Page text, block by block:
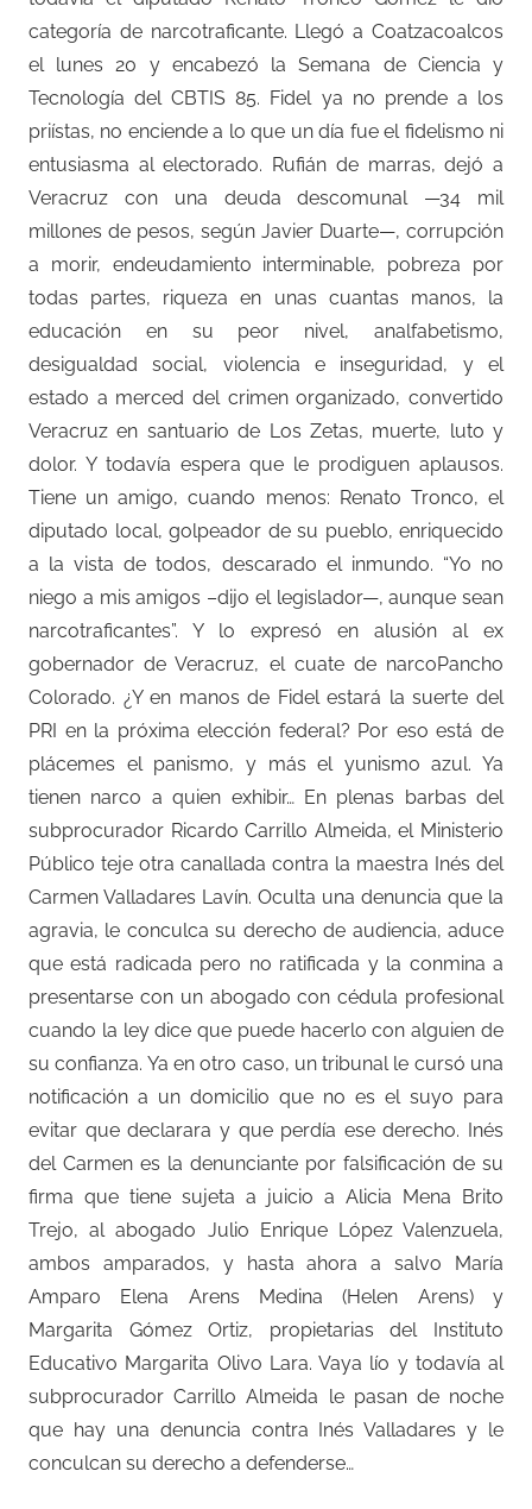
categoría de narcotraficante. Llegó a Coatzacoalcos
el lunes 20 y encabezó la Semana de Ciencia y
Tecnología del CBTIS 85. Fidel ya no prende a los
priístas, no enciende a lo que un día fue el fidelismo ni
entusiasma al electorado. Rufián de marras, dejó a
Veracruz con una deuda descomunal —34 mil
millones de pesos, según Javier Duarte—, corrupción
a morir, endeudamiento interminable, pobreza por
todas partes, riqueza en unas cuantas manos, la
educación en su peor nivel, analfabetismo,
desigualdad social, violencia e inseguridad, y el
estado a merced del crimen organizado, convertido
Veracruz en santuario de Los Zetas, muerte, luto y
dolor. Y todavía espera que le prodiguen aplausos.
Tiene un amigo, cuando menos: Renato Tronco, el
diputado local, golpeador de su pueblo, enriquecido
a la vista de todos, descarado el inmundo. “Yo no
niego a mis amigos –dijo el legislador—, aunque sean
narcotraficantes”. Y lo expresó en alusión al ex
gobernador de Veracruz, el cuate de narcoPancho
Colorado. ¿Y en manos de Fidel estará la suerte del
PRI en la próxima elección federal? Por eso está de
plácemes el panismo, y más el yunismo azul. Ya
tienen narco a quien exhibir… En plenas barbas del
subprocurador Ricardo Carrillo Almeida, el Ministerio
Público teje otra canallada contra la maestra Inés del
Carmen Valladares Lavín. Oculta una denuncia que la
agravia, le conculca su derecho de audiencia, aduce
que está radicada pero no ratificada y la conmina a
presentarse con un abogado con cédula profesional
cuando la ley dice que puede hacerlo con alguien de
su confianza. Ya en otro caso, un tribunal le cursó una
notificación a un domicilio que no es el suyo para
evitar que declarara y que perdía ese derecho. Inés
del Carmen es la denunciante por falsificación de su
firma que tiene sujeta a juicio a Alicia Mena Brito
Trejo, al abogado Julio Enrique López Valenzuela,
ambos amparados, y hasta ahora a salvo María
Amparo Elena Arens Medina (Helen Arens) y
Margarita Gómez Ortiz, propietarias del Instituto
Educativo Margarita Olivo Lara. Vaya lío y todavía al
subprocurador Carrillo Almeida le pasan de noche
que hay una denuncia contra Inés Valladares y le
conculcan su derecho a defenderse…